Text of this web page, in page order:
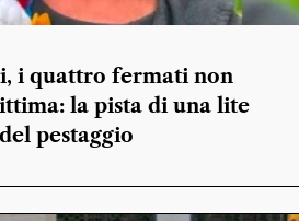
i quattro fermati non
la pista di una lite
pestaggio